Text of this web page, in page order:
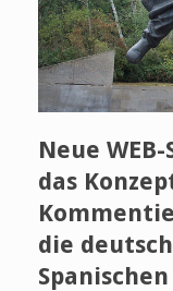
Neue
das
die